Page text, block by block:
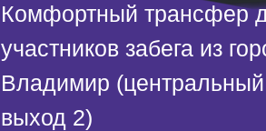
Комфортный трансфер
участников забега из
Владимир
выход 2)